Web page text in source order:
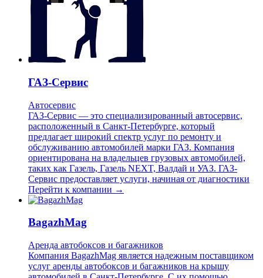
ГАЗ-Сервис
Автосервис
ГАЗ-Сервис — это специализированный автосервис,
расположенный в Санкт-Петербурге, который
предлагает широкий спектр услуг по ремонту и
обслуживанию автомобилей марки ГАЗ. Компания
ориентирована на владельцев грузовых автомобилей,
таких как Газель, Газель NEXT, Валдай и УАЗ. ГАЗ-
Сервис предоставляет услуги, начиная от диагностики
Перейти к компании →
BagazhMag
Аренда автобоксов и багажников
Компания BagazhMag является надежным поставщиком
услуг аренды автобоксов и багажников на крышу